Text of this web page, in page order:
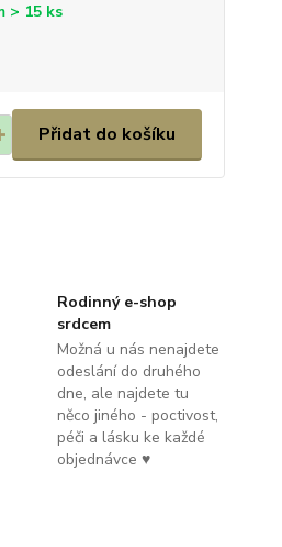
> 15 ks
Přidat do košíku
Rodinný e-shop
srdcem
Možná u nás nenajdete
odeslání do druhého
dne, ale najdete tu
něco jiného - poctivost,
péči a lásku ke každé
objednávce ♥